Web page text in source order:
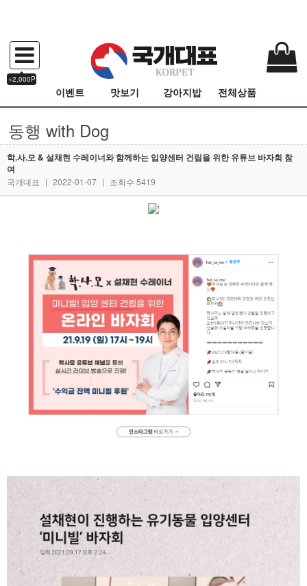
+2,000P
이벤트 맛보기 강아지밥 전체상품
동행 with Dog
학.사.모 & 설채현 수레이너와 함께하는 입양센터 건립을 위한 유튜브 바자회 참
여
국개대표 | 2022-01-07 | 조회수 5419